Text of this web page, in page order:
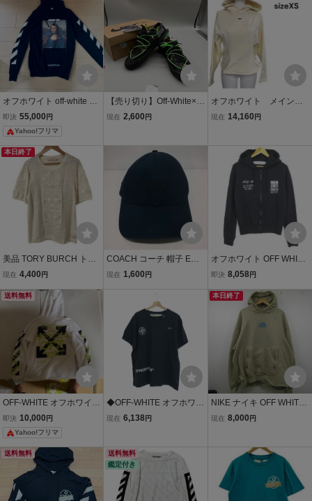
パンツ 中古 BS99
オフホワイト off-white モ
ナリザ パーカー XS
即決 55,000 円
Yahoo!フリマ
【売り切り】Off-White×Ni
ke オフホワイト×ナイキ
現在 2,600 円
オフホワイト メインレ
ーベル off-white 裏起
号 S5M093
現在 14,160 円
本日終了
美品 TORY BURCH トリ
ーバーチ エンブロイダリ
ト サイズS/P オフホワイ
ト
現在 4,400 円
COACH コーチ 帽子 Emb
roidered Baseball Hat キ
現在 1,600 円
オフホワイト OFF WHITE
MONNALISA ZIPPED HO
ップ XS ブラック 19SS
☆AA★ 2sa6994 メンズ
即決 8,058円
送料無料
OFF-WHITE オフホワイト
パーカー バックプリント
ホワイト 2013
即決 10,000 円
Yahoo!フリマ
◆OFF-WHITE オフホワイ
ト オフホワイト/半袖カッ
現在 6,138円
本日終了
NIKE ナイキ OFF WHITE
オフホワイト パーカー D
現在 8,000 円
送料無料
送料無料
鑑定付き